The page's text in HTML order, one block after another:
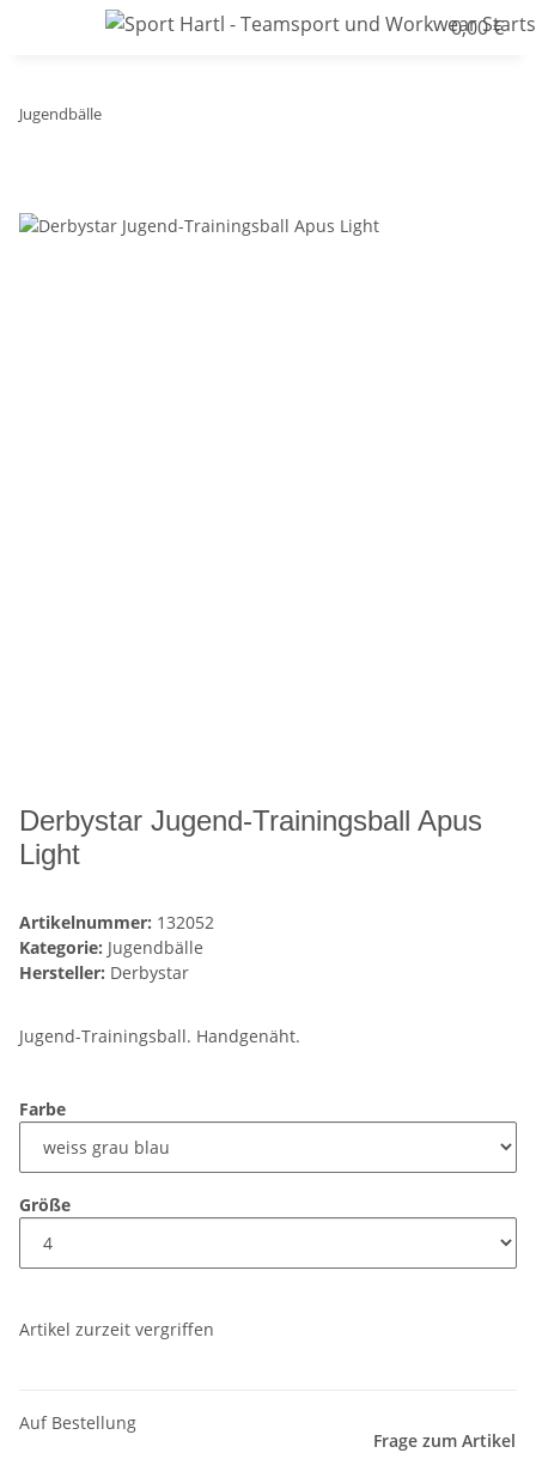
0,00 €
Jugendbälle
Derbystar Jugend-Trainingsball Apus
Light
Artikelnummer: 132052
Kategorie: Jugendbälle
Hersteller: Derbystar
Jugend-Trainingsball. Handgenäht.
Farbe
Größe
Artikel zurzeit vergriffen
Auf Bestellung
Frage zum Artikel